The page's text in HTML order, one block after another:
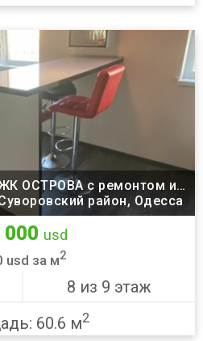
ОСТРОВА с ремонтом и
район, Одесса
000 usd
usd за м2
8 из 9 этаж
60.6 м2